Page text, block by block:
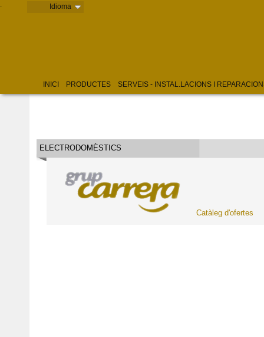
Idioma
..
INICI PRODUCTES SERVEIS - INSTAL.LACIONS I
ELECTRODOMÈSTICS
Catàleg d'ofertes